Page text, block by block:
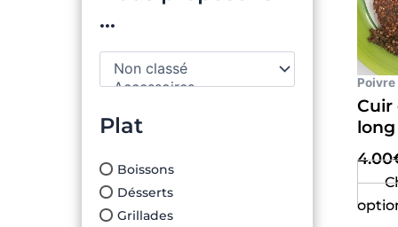
...
Plat
Boissons
Désserts
Grillades
Poivre
Cuir
long
4.00